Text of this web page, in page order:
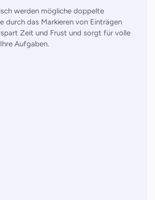
werden mögliche doppelte
durch das Markieren von Einträgen
Zeit und Frust und sorgt für volle
Aufgaben.